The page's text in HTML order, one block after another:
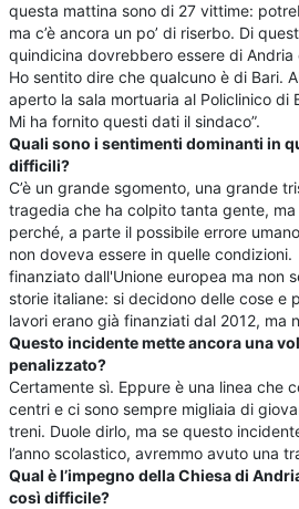
questa mattina sono di 27 vittime:
ma c’è ancora un po’ di riserbo. Di
quindicina dovrebbero essere di
Ho sentito dire che qualcuno è di Bari.
aperto la sala mortuaria al Policlinico di
Mi ha fornito questi dati il sindaco”.
Quali sono i sentimenti dominanti in
difficili?
C’è un grande sgomento, una grande
tragedia che ha colpito tanta gente, ma
perché, a parte il possibile errore
non doveva essere in quelle
finanziato dall'Unione europea ma non
storie italiane: si decidono delle cose e
lavori erano già finanziati dal 2012, ma
Questo incidente mette ancora una
penalizzato?
Certamente sì. Eppure è una linea che
centri e ci sono sempre migliaia di
treni. Duole dirlo, ma se questo
l’anno scolastico, avremmo avuto una
Qual è l’impegno della Chiesa di
così difficile?